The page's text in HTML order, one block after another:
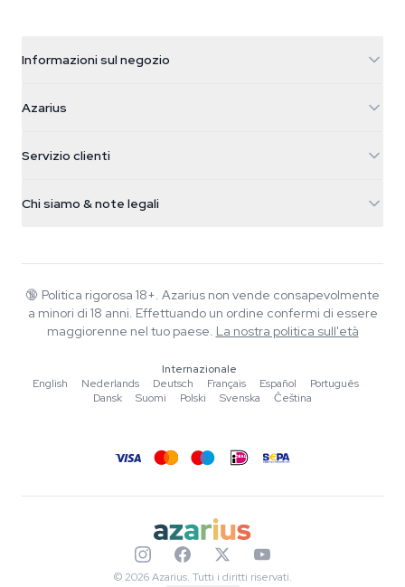
Informazioni sul negozio
Galvaniweg 11
Nederland
+31(0)204897914
Azarius
Smokeshop
Servizio clienti
FAQ
Informativa sulla privacy
Chi siamo & note legali
Wiki
Blog
Musica
Linee guida editoriali
Strumenti e Calcolatori
🔞 Politica rigorosa 18+. Azarius non vende consapevolmente
a minori di 18 anni. Effettuando un ordine confermi di essere
maggiorenne nel tuo paese. La nostra politica sull'età
Internazionale
English
·Nederlands ·Deutsch ·Français ·Español ·Português
·
Dansk
·Suomi ·Polski ·Svenska ·Čeština
© 2026 Azarius. Tutti i diritti riservati.